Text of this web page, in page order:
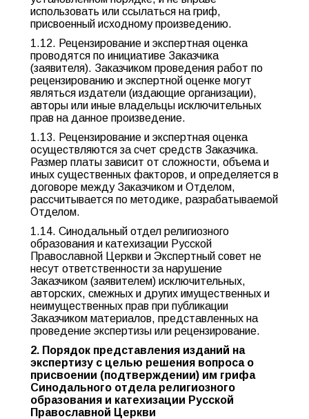
использовать или ссылаться на гриф,
присвоенный исходному произведению.
1.12. Рецензирование и экспертная оценка
проводятся по инициативе Заказчика
(заявителя). Заказчиком проведения работ по
рецензированию и экспертной оценке могут
являться издатели (издающие организации),
авторы или иные владельцы исключительных
прав на данное произведение.
1.13. Рецензирование и экспертная оценка
осуществляются за счет средств Заказчика.
Размер платы зависит от сложности, объема и
иных существенных факторов, и определяется в
договоре между Заказчиком и Отделом,
рассчитывается по методике, разрабатываемой
Отделом.
1.14. Синодальный отдел религиозного
образования и катехизации Русской
Православной Церкви и Экспертный совет не
несут ответственности за нарушение
Заказчиком (заявителем) исключительных,
авторских, смежных и других имущественных и
неимущественных прав при публикации
Заказчиком материалов, представленных на
проведение экспертизы или рецензирование.
2. Порядок представления изданий на
экспертизу с целью решения вопроса о
присвоении (подтверждении) им грифа
Синодального отдела религиозного
образования и катехизации Русской
Православной Церкви